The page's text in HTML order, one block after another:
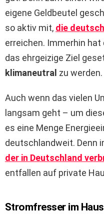
eigene Geldbeutel
so aktiv mit, die
erreichen. Immerhin
das ehrgeizige Ziel
klimaneutral zu werden.
Auch wenn das vielen
langsam geht – um
es eine Menge
deutschlandweit. Denn
der in Deutschland
entfallen auf private
Stromfresser im